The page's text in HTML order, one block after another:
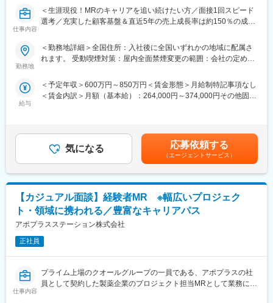
試験など、個人の自己学習だけでは身に着けることが難しい深い
知見を身に着けることが可能です。また、取得した知識が発揮で
きるプロジェクトに配属できるよう、全社でバックアップしてい
(2)トップクラスの契約メーカー数：同業他社と比較しても、多く
のプロジェクト数があり、様々なご経験を活かしていただくこと
ています。内資・外資の新薬メーカー、ジェネリックメーカーな
どプロジェクトは多岐に渡りますので、今までの経験を活かせる
を用いてMRを支えるSV職へのキャリアチェンジや、キャリアビ
ジョンアンケート制度を用いて人事・リクルートスタッフ・研修
スタッフへの挑戦もできる環境が整っています。実際にこちらの
変更の範囲：会社の定める業務
仕事内容
＜生涯現役！MRのキャリアを追い続けたい方／面接1回スピード
選考／充実した顧客基盤＆直近5年の売上成長率は約150％の成長
■職務概要：
■特徴と魅力：
(1)シミックグループの安定性とシナジー効果…安定した財務基盤
間、クライアントによる製品研修、独自の継続研修年間合計40時
間以上など、社員育成に多大な投資をしています。
(3)業界トップクラスの手当…貸上社宅制度（転勤の有無に関わら
ず家賃の60%を会社負担。持家からの通勤者等一部を除く)、外勤
日当1500円/日、3年以上勤務の方は退職金支給、各種保養所、社
用車貸与と共にガソリン代を全額支給、勤務地の優遇など社員を
長期的に大切にする考えがあります。
(4)豊富なキャリアパス…MRとしてキャリアを積みたい方、専門
性をより高めたい方は専門領域のMR、今後の規模拡大を目指して
チェンジも可能です。
(5)業界トップクラスの成長率…売上高、MR人数とも順調に拡大
勤務地
＜勤務地詳細＞全国住所：入社後に全国いずれかの地域に配属さ
れます。 受動喫煙対策：屋内全面禁煙変更の範囲：会社の定める
給与
＜予定年収＞600万円～850万円＜賃金形態＞月給制特記事項なし
＜賃金内訳＞月額（基本給）：264,000円～374,000円その他固定
を全額支給 ■賞与年2回（昨年度実績4.2ヶ月）、報酬改定年1回賃
金はあくまでも目安の金額であり、選考を通じて上下する可能性
があります。月給(月額)は固定手当を含めた表記です。
気になる 応募依頼する
（エージェントサービス）
【カジュアル面談】経験者MR ※幅広いプロジェク
ト・領域に携われる／豊富なキャリアパス
アポプラスステーション株式会社
正社員
仕事内容
プライム上場のクオールグループの一員である、アポプラスの社
員として契約した製薬企業のプロジェクト担当MRとして業務に従